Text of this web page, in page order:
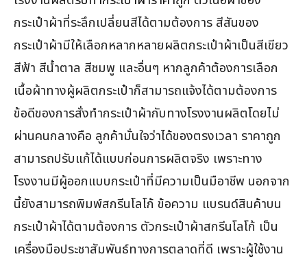
กระเป๋าผ้าที่ระลึกเปลี่ยนสีได้ตามต้องการ สีสันของ
กระเป๋าผ้ามีให้เลือกหลากหลายผลิตกระเป๋าผ้าเป็นสีเขียว
สีฟ้า สีน้ำตาล สีชมพู และอื่นๆ หากลูกค้าต้องการเลือก
เนื้อผ้าทางผู้ผลิตกระเป๋าก็สามารถแจ้งได้ตามต้องการ
ข้อดีของการสั่งทำกระเป๋าผ้ากับทางโรงงานผลิตโดยไม่
ผ่านคนกลางคือ ลูกค้ามั่นใจว่าได้ของตรงเวลา ราคาถูก
สามารถปรับแก้ได้แบบก่อนการผลิตจริง เพราะทาง
โรงงานมีผู้ออกแบบกระเป๋าที่มีความเป็นมือาชีพ นอกจาก
นี้ยังสามารถพิมพ์สกรีนโลโก้ ข้อความ แบรนด์สินค้าบน
กระเป๋าผ้าได้ตามต้องการ ตัวกระเป๋าผ้าสกรีนโลโก้ เป็น
เครื่องมือประชาสัมพันธ์ทางการตลาดที่ดี เพราะผู้ใช้งาน